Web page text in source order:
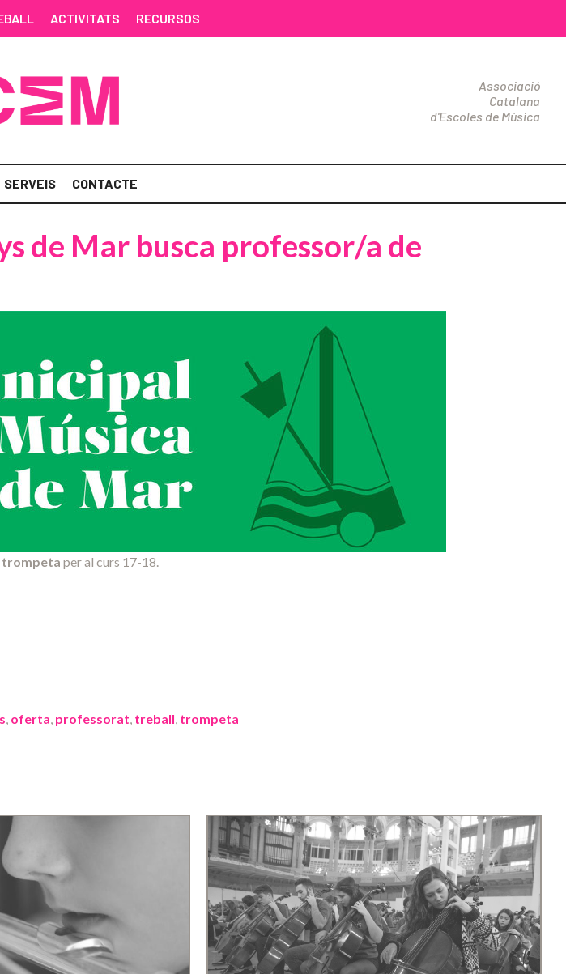
ACTIVITATS RECURSOS
Associació
Catalana
d'Escoles de Música
SERVEIS CONTACTE
de Mar busca professor/a de
trompeta per al curs 17-18.
oferta professorat treball trompeta